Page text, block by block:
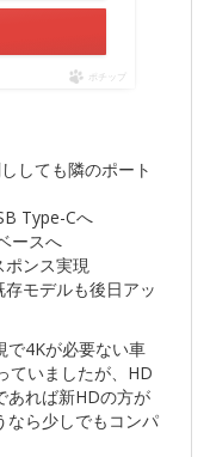
ポチップ
しても隣のポート
Type-Cへ
ースへ
ポンス実現
モデルも後日アッ
で4Kが必要ない車
ていましたが、HD
あれば新HDの方が
なら少しでもコンパ